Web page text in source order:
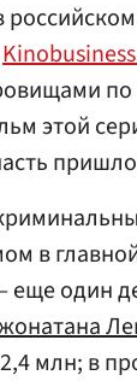
этой
в
еще один
млн; в